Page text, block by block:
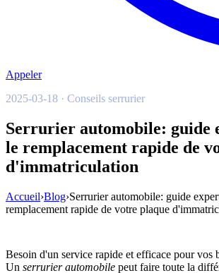
Appeler
2025-03-18 · Conseils serrurier
Serrurier automobile: guide
le remplacement rapide de
d'immatriculation
Accueil›Blog›Serrurier automobile: guide
remplacement rapide de votre plaque
Besoin d'un service rapide et efficace pour vos
Un serrurier automobile peut faire toute la